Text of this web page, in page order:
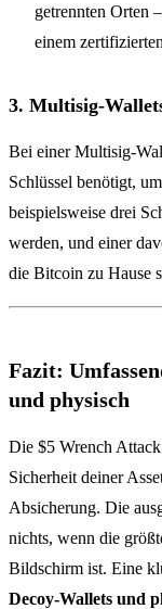
getrennten Orten
einem
3. Multisig-
Bei einer Multisig-
Schlüssel benötigt,
beispielsweise drei
werden, und einer
die Bitcoin zu Hause
Fazit:
und physisch
Die $5 Wrench
Sicherheit deiner
Absicherung. Die
nichts, wenn die
Bildschirm ist. Eine
Decoy-Wallets und